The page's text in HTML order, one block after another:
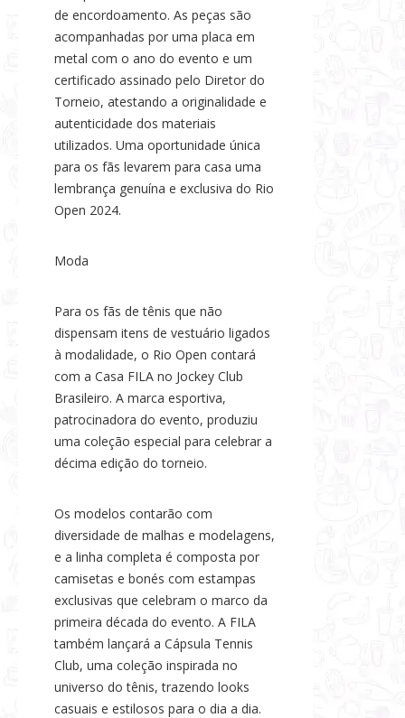
de encordoamento. As peças são
acompanhadas por uma placa em
metal com o ano do evento e um
certificado assinado pelo Diretor do
Torneio, atestando a originalidade e
autenticidade dos materiais
utilizados. Uma oportunidade única
para os fãs levarem para casa uma
lembrança genuína e exclusiva do Rio
Open 2024.
Moda
Para os fãs de tênis que não
dispensam itens de vestuário ligados
à modalidade, o Rio Open contará
com a Casa FILA no Jockey Club
Brasileiro. A marca esportiva,
patrocinadora do evento, produziu
uma coleção especial para celebrar a
décima edição do torneio.
Os modelos contarão com
diversidade de malhas e modelagens,
e a linha completa é composta por
camisetas e bonés com estampas
exclusivas que celebram o marco da
primeira década do evento. A FILA
também lançará a Cápsula Tennis
Club, uma coleção inspirada no
universo do tênis, trazendo looks
casuais e estilosos para o dia a dia.